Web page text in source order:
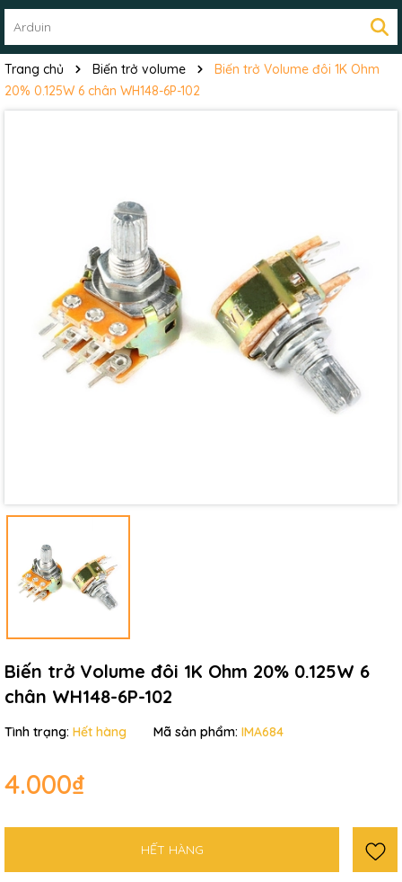
Trang chủ Biến trở volume
Biến trở Volume đôi 1K Ohm
20% 0.125W 6 chân WH148-6P-102
Biến trở Volume đôi 1K Ohm 20% 0.125W 6
chân WH148-6P-102
Tình trạng: Hết hàng Mã sản phẩm: IMA684
4.000₫
HẾT HÀNG
Mã giảm giá:
Ngày hết hạn: